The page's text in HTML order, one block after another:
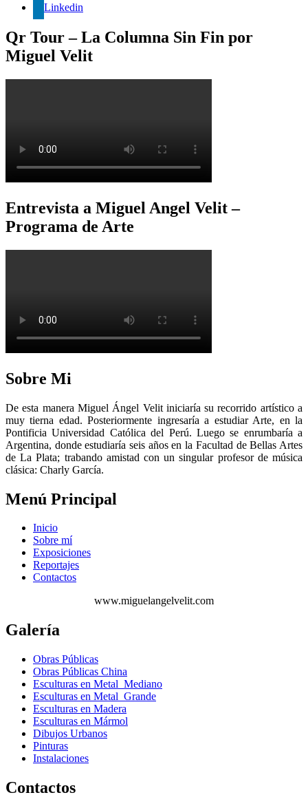
Linkedin
Qr Tour – La Columna Sin Fin por
Miguel Velit
Entrevista a Miguel Angel Velit –
Programa de Arte
Sobre Mi
De esta manera Miguel Ángel Velit iniciaría su recorrido artístico a
muy tierna edad. Posteriormente ingresaría a estudiar Arte, en la
Pontificia Universidad Católica del Perú. Luego se enrumbaría a
Argentina, donde estudiaría seis años en la Facultad de Bellas Artes
de La Plata; trabando amistad con un singular profesor de música
clásica: Charly García.
Menú Principal
Inicio
Sobre mí
Exposiciones
Reportajes
Contactos
www.miguelangelvelit.com
Galería
Obras Públicas
Obras Públicas China
Esculturas en Metal Mediano
Esculturas en Metal Grande
Esculturas en Madera
Esculturas en Mármol
Dibujos Urbanos
Pinturas
Instalaciones
Contactos